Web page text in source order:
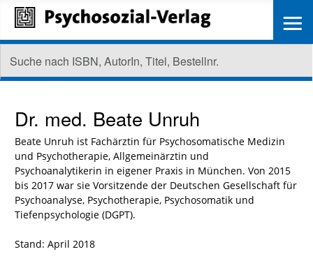
Dr. med. Beate Unruh
Beate Unruh ist Fachärztin für Psychosomatische Medizin
und Psychotherapie, Allgemeinärztin und
Psychoanalytikerin in eigener Praxis in München. Von 2015
bis 2017 war sie Vorsitzende der Deutschen Gesellschaft für
Psychoanalyse, Psychotherapie, Psychosomatik und
Tiefenpsychologie (DGPT).
Stand: April 2018
≡